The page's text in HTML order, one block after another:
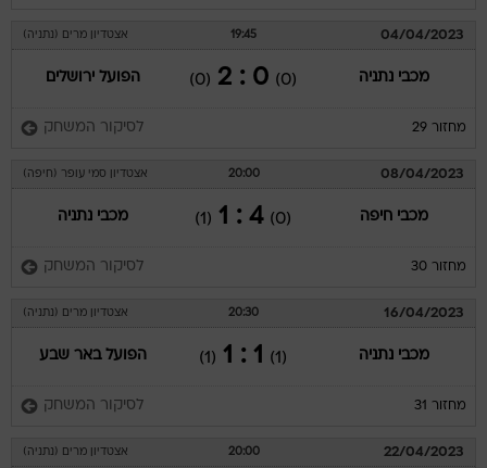
04/04/2023
19:45 אצטדיון מרים (נתניה)
מכבי נתניה (0)
0 : 2
(0) הפועל ירושלים
מחזור 29 לסיקור המשחק
08/04/2023
20:00 אצטדיון סמי עופר (חיפה)
מכבי חיפה (0)
4 : 1
(1) מכבי נתניה
מחזור 30 לסיקור המשחק
16/04/2023
20:30 אצטדיון מרים (נתניה)
מכבי נתניה (1)
1 : 1
(1) הפועל באר שבע
מחזור 31 לסיקור המשחק
22/04/2023
20:00 אצטדיון מרים (נתניה)